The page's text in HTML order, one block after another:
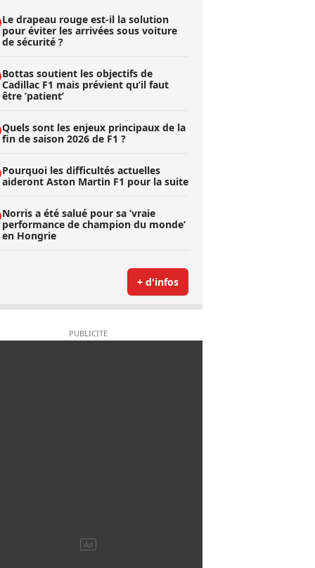
Le drapeau rouge est-il la solution
pour éviter les arrivées sous voiture
de sécurité ?
Bottas soutient les objectifs de
Cadillac F1 mais prévient qu’il faut
être ’patient’
Quels sont les enjeux principaux de la
fin de saison 2026 de F1 ?
Pourquoi les difficultés actuelles
aideront Aston Martin F1 pour la suite
Norris a été salué pour sa ’vraie
performance de champion du monde’
en Hongrie
+ d'infos